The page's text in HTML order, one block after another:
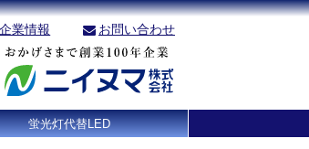
企業情報 お問い合わせ
蛍光灯代替LED